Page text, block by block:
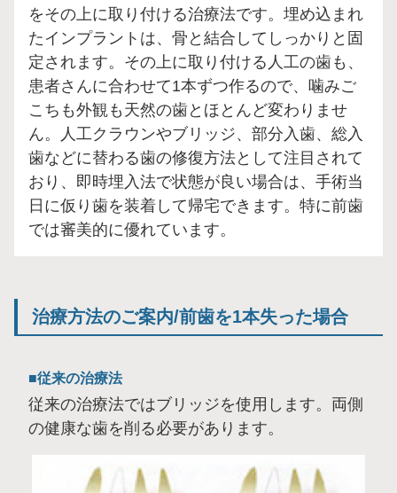
をその上に取り付ける治療法です。埋め込まれ
たインプラントは、骨と結合してしっかりと固
定されます。その上に取り付ける人工の歯も、
患者さんに合わせて1本ずつ作るので、噛みご
こちも外観も天然の歯とほとんど変わりませ
ん。人工クラウンやブリッジ、部分入歯、総入
歯などに替わる歯の修復方法として注目されて
おり、即時埋入法で状態が良い場合は、手術当
日に仮り歯を装着して帰宅できます。特に前歯
では審美的に優れています。
治療方法のご案内/前歯を1本失った場合
従来の治療法
従来の治療法ではブリッジを使用します。両側
の健康な歯を削る必要があります。